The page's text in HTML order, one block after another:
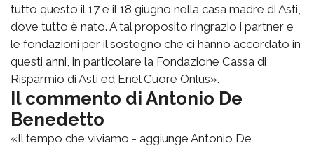
tutto questo il 17 e il 18 giugno nella casa madre di Asti,
dove tutto è nato. A tal proposito ringrazio i partner e
le fondazioni per il sostegno che ci hanno accordato in
questi anni, in particolare la Fondazione Cassa di
Risparmio di Asti ed Enel Cuore Onlus».
Il commento di Antonio De
Benedetto
«Il tempo che viviamo - aggiunge Antonio De